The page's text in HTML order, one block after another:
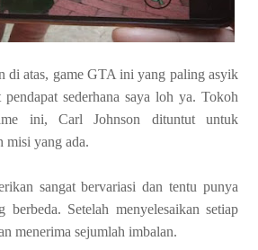
di atas, game GTA ini yang paling asyik
sederhana saya loh ya. Tokoh
ini, Carl Johnson dituntut untuk
misi yang ada.
sangat bervariasi dan tentu punya
berbeda. Setelah menyelesaikan setiap
menerima sejumlah imbalan.